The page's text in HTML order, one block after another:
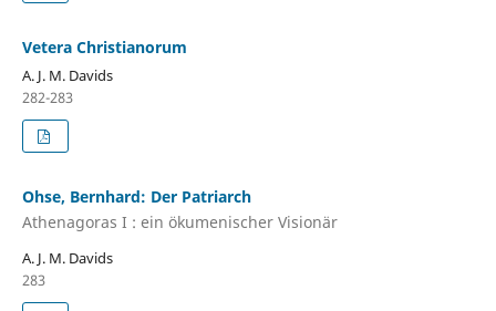
Vetera Christianorum
A. J. M. Davids
282-283
Ohse, Bernhard: Der Patriarch
Athenagoras I : ein ökumenischer Visionär
A. J. M. Davids
283